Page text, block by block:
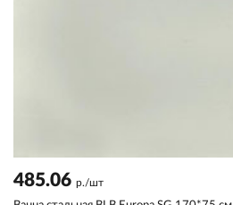
485.06 р./шт